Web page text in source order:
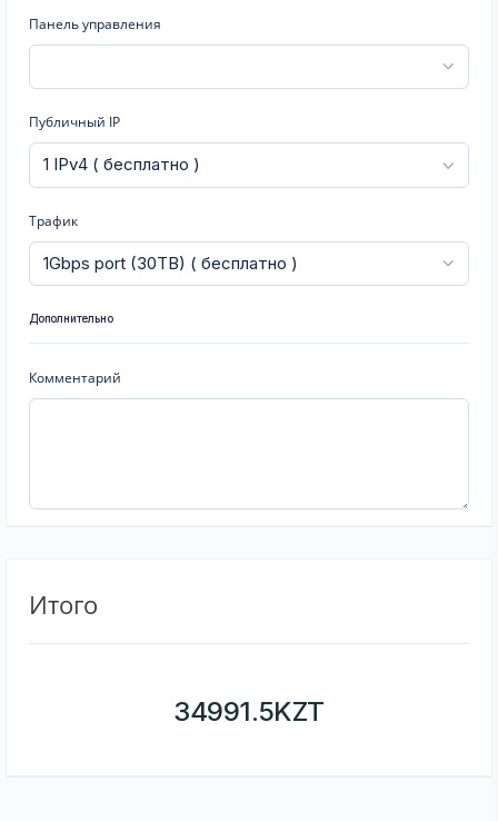
Панель управления
Публичный IP
Трафик
Дополнительно
Комментарий
Итого
34991.5KZT